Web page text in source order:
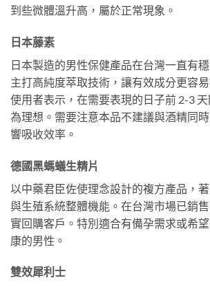
到些微體溫升高，屬於正常現象。
日本藤素
日本製造的男性保健產品在台灣一直有
主打高純度萃取技術，讓有效成分更容
使用者表示，在需要表現的日子前 2-3
為理想。需要注意本品不建議與酒精同
響吸收效率。
德國黑螞蟻生精片
以中藥君臣佐使理念設計的複方產品，
與生殖系統整體機能。在台灣市場已銷
實回購客戶。特別適合有備孕需求或希
康的男性。
雙效犀利士